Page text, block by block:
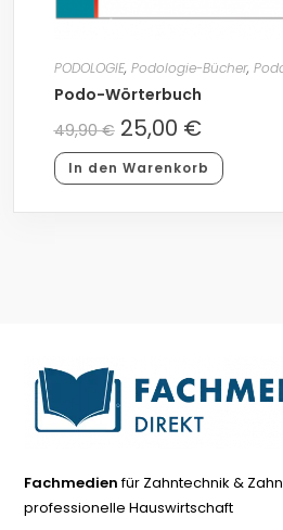
PODOLOGIE, Podologie-Bücher,
Podo-Wörterbuch
49,90€ 25,00 €
In den Warenkorb
Fachmedienfür Zahntechnik &
professionelle Hauswirtschaft